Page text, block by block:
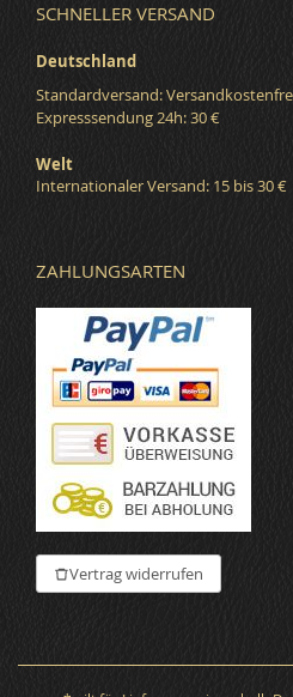
SCHNELLER VERSAND
Deutschland
Standardversand:
Expresssendung 24h: 30 €
Welt
Internationaler Versand: 15 bis 30 €
ZAHLUNGSARTEN
Vertrag widerrufen